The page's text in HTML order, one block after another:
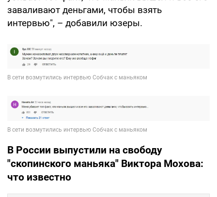
заваливают деньгами, чтобы взять
интервью", – добавили юзеры.
В России выпустили на свободу
"скопинского маньяка" Виктора Мохова:
что известно